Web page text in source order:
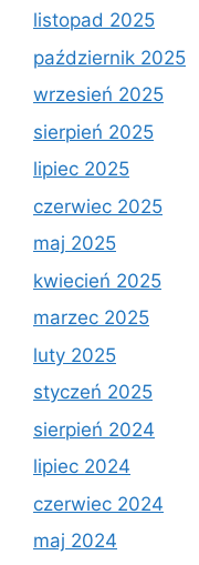
listopad 2025
październik 2025
wrzesień 2025
sierpień 2025
lipiec 2025
czerwiec 2025
maj 2025
kwiecień 2025
marzec 2025
luty 2025
styczeń 2025
sierpień 2024
lipiec 2024
czerwiec 2024
maj 2024